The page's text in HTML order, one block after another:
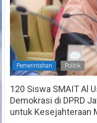
Pemerintahan Politik
120 Siswa SMAIT Al
Demokrasi di DPRD
untuk Kesejahteraan